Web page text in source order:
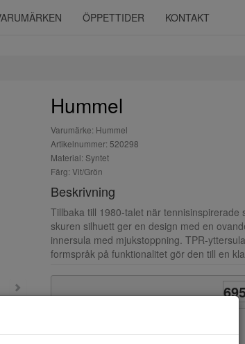
ÖPPETTIDER KONTAKT
Hummel
Varumärke: Hummel
Artikelnummer: 520298
Material: Syntet
Färg: Vit/Grön
Beskrivning
Tillbaka till 1980-talet när
skuren silhuett ger en design med en
innersula med mjukstoppning. TPR-
formspråk på funktionalitet gör den till en